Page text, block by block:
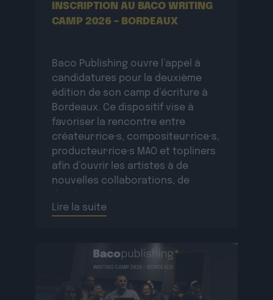
INSCRIPTION AU BACO WRITING
CAMP 2026 – BORDEAUX
Baco Publishing ouvre l’appel à
candidatures pour la deuxième
édition de son camp d’écriture à
Bordeaux. Ce dispositif vise à
favoriser la rencontre entre
créateur·rice·s, compositeur·rice·s,
producteur·rice·s MAO et topliners
afin d’ouvrir les artistes à de
nouvelles collaborations, de
professionnel des participant·e·s
déroulera […]
Lire la suite